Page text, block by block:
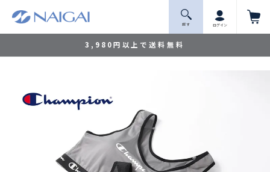
3,980円以上で送料無料
探 す ログイン